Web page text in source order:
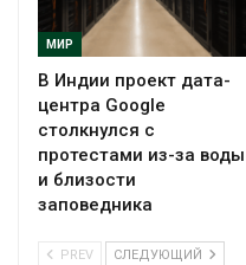
МИР
В Индии проект дата-
центра Google
столкнулся с
протестами из-за воды
и близости
заповедника
PREV СЛЕДУЮЩИЙ